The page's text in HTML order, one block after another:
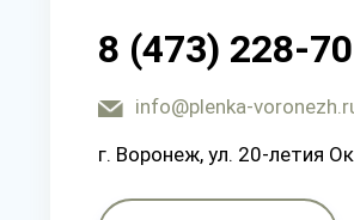
8 (473) 228-
info@plenka-
г. Воронеж, ул. 20-летия